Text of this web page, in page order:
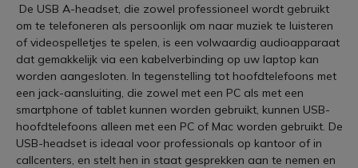
De USB A-headset, die zowel professioneel wordt gebruikt
om te telefoneren als persoonlijk om naar muziek te luisteren
of videospelletjes te spelen, is een volwaardig audioapparaat
dat gemakkelijk via een kabelverbinding op uw laptop kan
worden aangesloten. In tegenstelling tot hoofdtelefoons met
een jack-aansluiting, die zowel met een PC als met een
smartphone of tablet kunnen worden gebruikt, kunnen USB-
hoofdtelefoons alleen met een PC of Mac worden gebruikt. De
USB-headset is ideaal voor professionals op kantoor of in
callcenters, en stelt hen in staat gesprekken aan te nemen en